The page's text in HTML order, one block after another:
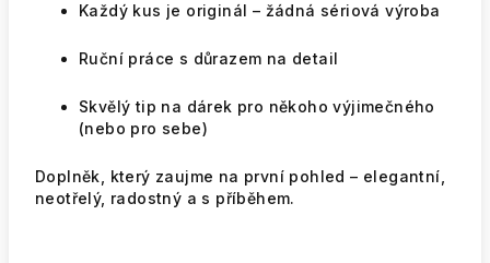
Každý kus je originál – žádná sériová výroba
Ruční práce s důrazem na detail
Skvělý tip na dárek pro někoho výjimečného
(nebo pro sebe)
Doplněk, který zaujme na první pohled – elegantní,
neotřelý, radostný a s příběhem.